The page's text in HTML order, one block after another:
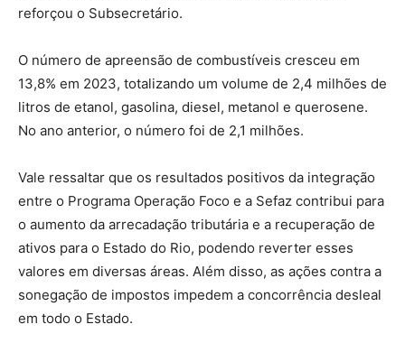
reforçou o Subsecretário.
O número de apreensão de combustíveis cresceu em
13,8% em 2023, totalizando um volume de 2,4 milhões de
litros de etanol, gasolina, diesel, metanol e querosene.
No ano anterior, o número foi de 2,1 milhões.
Vale ressaltar que os resultados positivos da integração
entre o Programa Operação Foco e a Sefaz contribui para
o aumento da arrecadação tributária e a recuperação de
ativos para o Estado do Rio, podendo reverter esses
valores em diversas áreas. Além disso, as ações contra a
sonegação de impostos impedem a concorrência desleal
em todo o Estado.